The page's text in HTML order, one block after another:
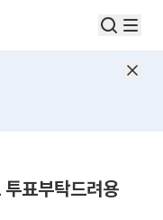
표부탁드려용